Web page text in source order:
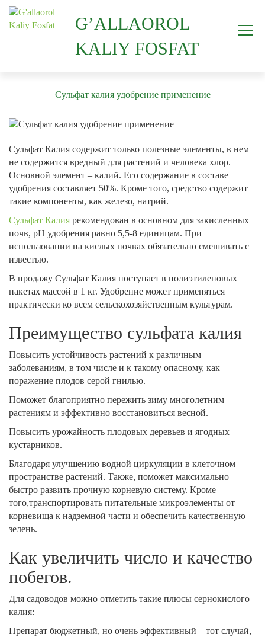
G’ALLAOROL
KALIY FOSFAT
Сульфат калия удобрение применение
Сульфат Калия содержит только полезные элементы, в нем
не содержится вредный для растений и человека хлор.
Основной элемент – калий. Его содержание в составе
удобрения составляет 50%. Кроме того, средство содержит
такие компоненты, как железо, натрий.
Сульфат Калия рекомендован в основном для закисленных
почв, pH удобрения равно 5,5-8 единицам. При
использовании на кислых почвах обязательно смешивать с
известью.
В продажу Сульфат Калия поступает в полиэтиленовых
пакетах массой в 1 кг. Удобрение может применяться
практически ко всем сельскохозяйственным культурам.
Преимущество сульфата калия
Повысить устойчивость растений к различным
заболеваниям, в том числе и к такому опасному, как
поражение плодов серой гнилью.
Поможет благоприятно пережить зиму многолетним
растениям и эффективно восстановиться весной.
Повысить урожайность плодовых деревьев и ягодных
кустарников.
Благодаря улучшению водной циркуляции в клеточном
пространстве растений. Также, поможет максимально
быстро развить прочную корневую систему. Кроме
того,транспортировать питательные микроэлементы от
корневища к надземной части и обеспечить качественную
зелень.
Как увеличить число и качество
побегов.
Для садоводов можно отметить такие плюсы сернокислого
калия:
Препарат бюджетный, но очень эффективный – тот случай,